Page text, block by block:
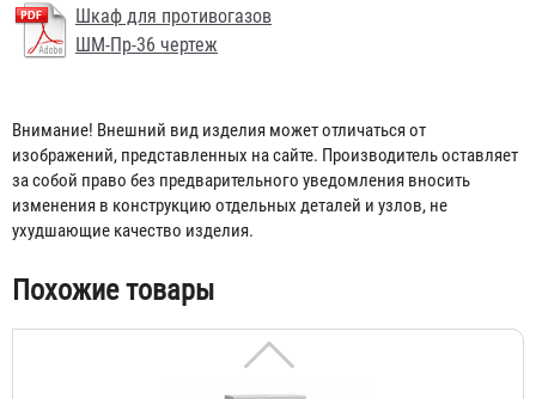
Шкаф для противогазов
ШМ-Пр-36 чертеж
Внимание! Внешний вид изделия может отличаться от
изображений, представленных на сайте. Производитель оставляет
за собой право без предварительного уведомления вносить
изменения в конструкцию отдельных деталей и узлов, не
ухудшающие качество изделия.
Похожие товары
Шкаф для противогазов ШМ-Пр-18
6 525 ₽